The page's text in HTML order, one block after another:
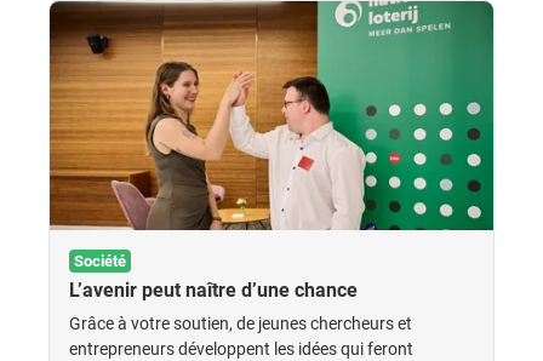
Société
L’avenir peut naître d’une chance
Grâce à votre soutien, de jeunes chercheurs et
entrepreneurs développent les idées qui feront